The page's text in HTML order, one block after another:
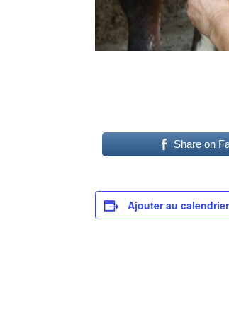
Share on
Ajouter au calendrier